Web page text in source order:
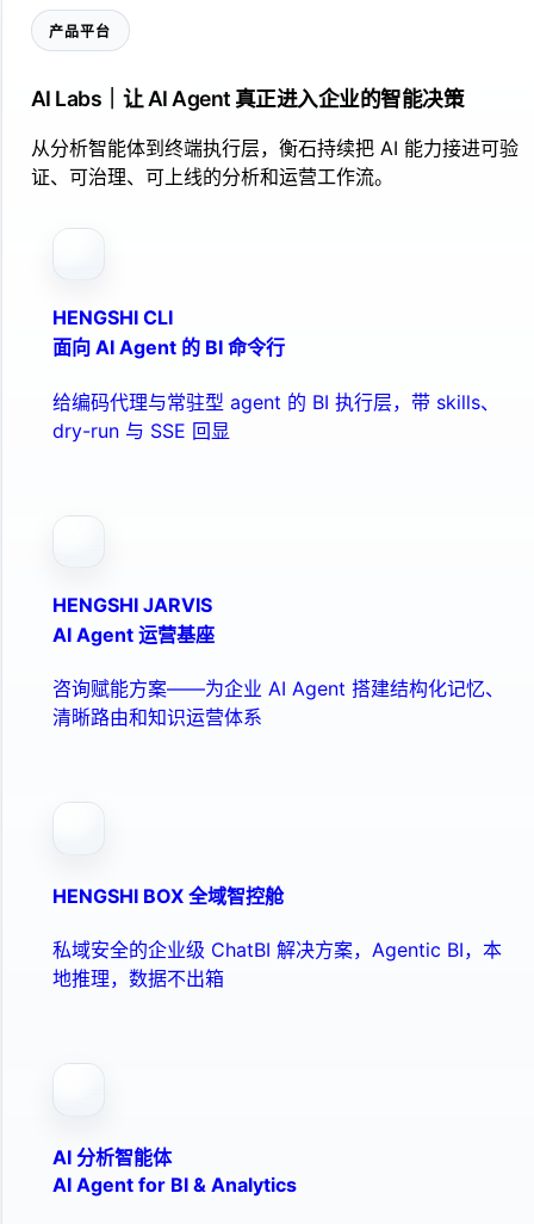
产品平台
AI Labs｜让 AI Agent 真正进入企业的智能决策
从分析智能体到终端执行层，衡石持续把 AI 能力接进可验
证、可治理、可上线的分析和运营工作流。
HENGSHI CLI
面向 AI Agent 的 BI 命令行
给编码代理与常驻型 agent 的 BI 执行层，带 skills、
dry-run 与 SSE 回显
HENGSHI JARVIS
AI Agent 运营基座
咨询赋能方案——为企业 AI Agent 搭建结构化记忆、
清晰路由和知识运营体系
HENGSHI BOX 全域智控舱
私域安全的企业级 ChatBI 解决方案，Agentic BI，本
地推理，数据不出箱
AI 分析智能体
AI Agent for BI & Analytics